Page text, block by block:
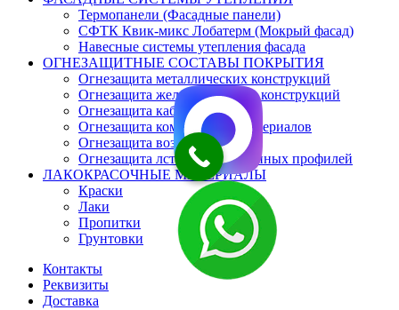
Термопанели (Фасадные панели)
СФТК Квик-микс Лобатерм (Мокрый фасад)
Навесные системы утепления фасада
ОГНЕЗАЩИТНЫЕ СОСТАВЫ ПОКРЫТИЯ
Огнезащита металлических конструкций
Огнезащита железобетонных конструкций
Огнезащита кабеля
Огнезащита композитных материалов
Огнезащита воздуховодов
Огнезащита лстк и оцинкованных профилей
ЛАКОКРАСОЧНЫЕ МАТЕРИАЛЫ
Краски
Лаки
Пропитки
Грунтовки
Контакты
Реквизиты
Доставка